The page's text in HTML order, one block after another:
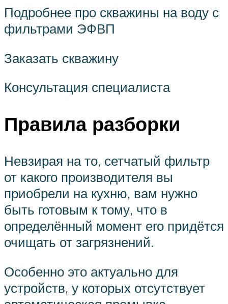
Подробнее про скважины на воду с
фильтрами ЭФВП
Заказать скважину
Консультация специалиста
Правила разборки
Невзирая на то, сетчатый фильтр
от какого производителя вы
приобрели на кухню, вам нужно
быть готовым к тому, что в
определённый момент его придётся
очищать от загрязнений.
Особенно это актуально для
устройств, у которых отсутствует